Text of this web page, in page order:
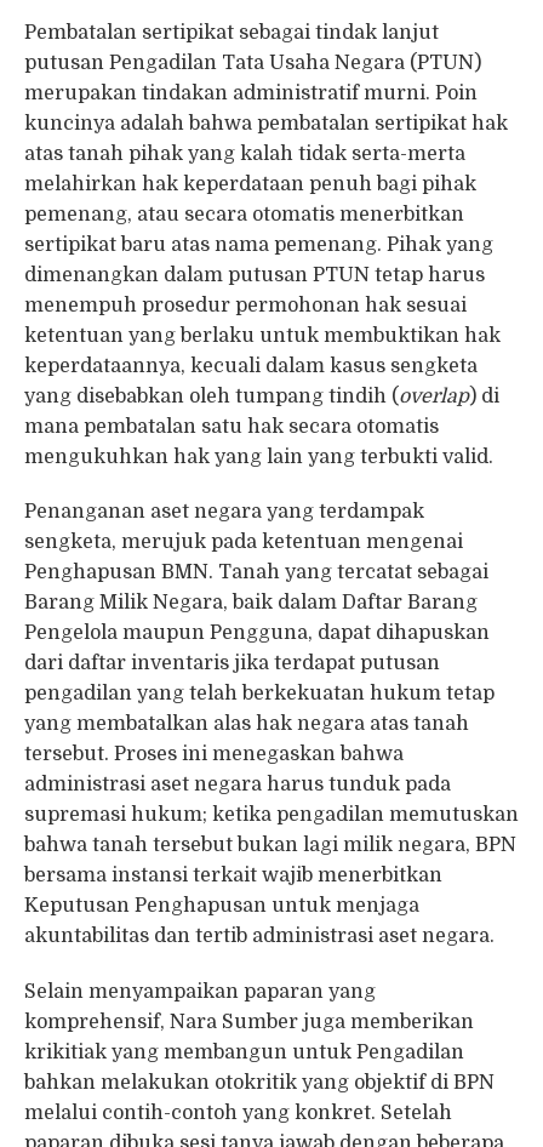
Pembatalan sertipikat sebagai tindak lanjut
putusan Pengadilan Tata Usaha Negara (PTUN)
merupakan tindakan administratif murni. Poin
kuncinya adalah bahwa pembatalan sertipikat hak
atas tanah pihak yang kalah tidak serta-merta
melahirkan hak keperdataan penuh bagi pihak
pemenang, atau secara otomatis menerbitkan
sertipikat baru atas nama pemenang. Pihak yang
dimenangkan dalam putusan PTUN tetap harus
menempuh prosedur permohonan hak sesuai
ketentuan yang berlaku untuk membuktikan hak
keperdataannya, kecuali dalam kasus sengketa
yang disebabkan oleh tumpang tindih (overlap) di
mana pembatalan satu hak secara otomatis
mengukuhkan hak yang lain yang terbukti valid.
Penanganan aset negara yang terdampak
sengketa, merujuk pada ketentuan mengenai
Penghapusan BMN. Tanah yang tercatat sebagai
Barang Milik Negara, baik dalam Daftar Barang
Pengelola maupun Pengguna, dapat dihapuskan
dari daftar inventaris jika terdapat putusan
pengadilan yang telah berkekuatan hukum tetap
yang membatalkan alas hak negara atas tanah
tersebut. Proses ini menegaskan bahwa
administrasi aset negara harus tunduk pada
supremasi hukum; ketika pengadilan memutuskan
bahwa tanah tersebut bukan lagi milik negara, BPN
bersama instansi terkait wajib menerbitkan
Keputusan Penghapusan untuk menjaga
akuntabilitas dan tertib administrasi aset negara.
Selain menyampaikan paparan yang
komprehensif, Nara Sumber juga memberikan
krikitiak yang membangun untuk Pengadilan
bahkan melakukan otokritik yang objektif di BPN
melalui contih-contoh yang konkret. Setelah